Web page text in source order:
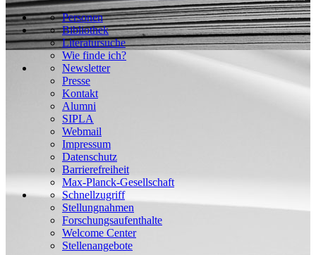
Personen
Bibliothek
Literatursuche
Wie finde ich?
Newsletter
Presse
Kontakt
Alumni
SIPLA
Webmail
Impressum
Datenschutz
Barrierefreiheit
Max-Planck-Gesellschaft
Schnellzugriff
Stellungnahmen
Forschungsaufenthalte
Welcome Center
Stellenangebote